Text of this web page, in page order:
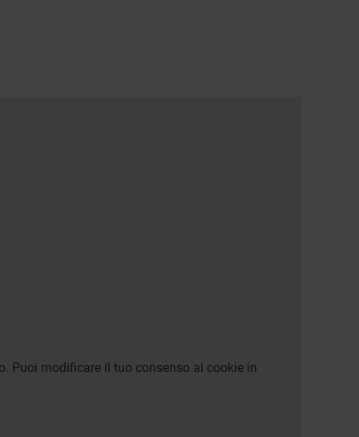
Puoi modificare il tuo consenso ai cookie in